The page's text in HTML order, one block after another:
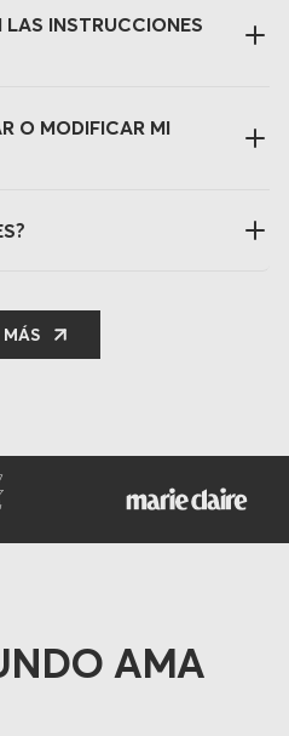
LAS INSTRUCCIONES
O MODIFICAR MI
MÁS
AMA